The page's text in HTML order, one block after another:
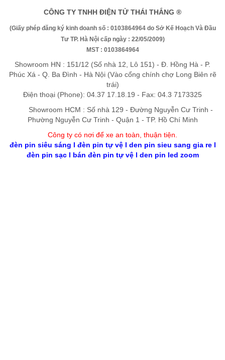
CÔNG TY TNHH ĐIỆN TỬ THÁI THẮNG ®
(Giấy phép đăng ký kinh doanh số : 0103864964 do Sở Kế Hoạch Và Đầu
Tư TP. Hà Nội cấp ngày : 22/05/2009)
MST : 0103864964
Showroom HN : 151/12 (Số nhà 12, Lô 151) - Đ. Hồng Hà - P.
Phúc Xá - Q. Ba Đình - Hà Nội (Vào cổng chính chợ Long Biên rẽ
trái)
Điện thoại (Phone): 04.37 17.18.19 - Fax: 04.3 7173325
Showroom HCM : Số nhà 129 - Đường Nguyễn Cư Trinh -
Phường Nguyễn Cư Trinh - Quận 1 - TP. Hồ Chí Minh
Công ty có nơi để xe an toàn, thuận tiện
đèn pin siêu sáng l đèn pin tự vệl den pin sieu sang gia rel
đèn pin sạcl bán đèn pin tự vệl den pin led zoom